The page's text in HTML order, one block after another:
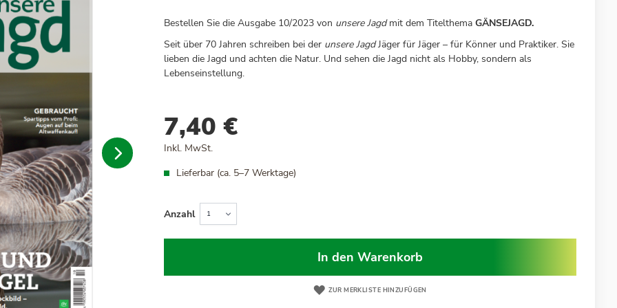
Bestellen Sie die Ausgabe 10/2023 von unsere Jagdmit dem TitelthemaGÄNSEJAGD.
Seit über 70 Jahren schreiben bei der unsere JagdJäger für Jäger – für Könner und Praktiker. Sie
lieben die Jagd und achten die Natur. Und sehen die Jagd nicht als Hobby, sondern als
Lebenseinstellung.
7,40 €
Inkl. MwSt.
Lieferbar (ca. 5–7 Werktage)
Anzahl
In den Warenkorb
ZUR MERKLISTE HINZUFÜGEN